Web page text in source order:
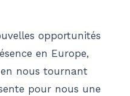
opportunités
en Europe,
nous tournant
pour nous une